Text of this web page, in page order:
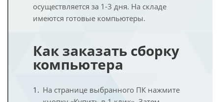
осуществляется за 1-3 дня. На складе
имеются готовые компьютеры.
Как заказать сборку
компьютера
На странице выбранного ПК нажмите